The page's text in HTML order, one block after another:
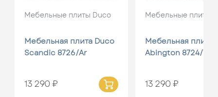
Мебельные плиты Duco
Мебельная плита Duco
Scandic 8726/Ar
13 290 ₽
Мебельные плиты
Мебельная плита
Abington 8724/Tw
13 290 ₽